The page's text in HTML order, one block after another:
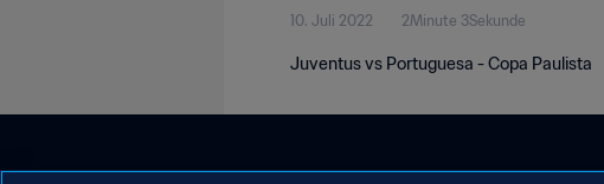
10. Juli 2022 2Minute 3Sekunde
Juventus vs Portuguesa - Copa Paulista